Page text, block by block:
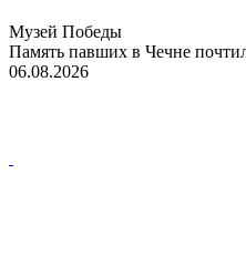
Музей Победы
Память павших в Чечне
06.08.2026